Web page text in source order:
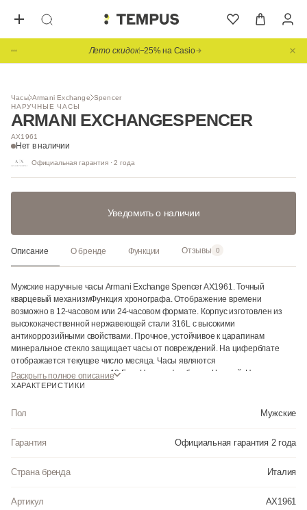
Лето скидок−25% на Casio
Часы Armani Exchange Spencer
НАРУЧНЫЕ ЧАСЫ
ARMANI EXCHANGESPENCER
AX1961
Нет в наличии
Официальная гарантия · 2 года
1/ 5
Уведомить о наличии
Описание О бренде Функции Отзывы 0
Мужские наручные часы Armani Exchange Spencer AX1961. Точный
кварцевый механизмФункция хронографа. Отображение времени
возможно в 12-часовом или 24-часовом формате. Корпус изготовлен из
высококачественной нержавеющей стали 316L с высокими
антикоррозийными свойствами. Прочное, устойчивое к царапинам
минеральное стекло защищает часы от повреждений. На циферблате
отображается текущее число месяца. Часы являются
водонепроницаемыми до 10 Бар. Цвет циферблата: Черный. Цвет
корпуса: Черный. Светодиодная подсветка. Толщина: 12 мм. Гарантия: 2
Раскрыть полное описание
ХАРАКТЕРИСТИКИ
Пол Мужские
Гарантия Официальная гарантия 2 года
Страна бренда Италия
Артикул AX1961